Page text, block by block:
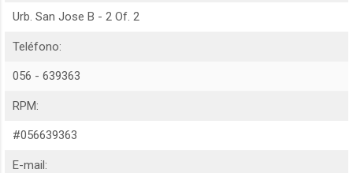
Urb. San Jose B - 2 Of. 2
Teléfono:
056 - 639363
RPM:
#056639363
E-mail: